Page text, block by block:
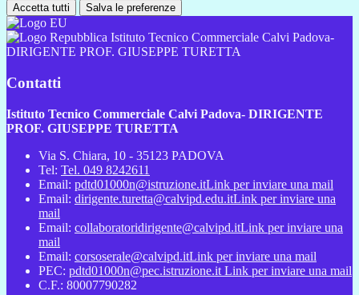
Accetta tutti Salva le preferenze
Istituto Tecnico Commerciale Calvi Padova-
DIRIGENTE PROF. GIUSEPPE TURETTA
Contatti
Istituto Tecnico Commerciale Calvi Padova- DIRIGENTE
PROF. GIUSEPPE TURETTA
Via S. Chiara, 10 - 35123 PADOVA
Tel: Tel. 049 8242611
Email: pdtd01000n@istruzione.itLink per inviare una mail
Email: dirigente.turetta@calvipd.edu.itLink per inviare una
mail
Email: collaboratoridirigente@calvipd.itLink per inviare una
mail
Email: corsoserale@calvipd.itLink per inviare una mail
PEC: pdtd01000n@pec.istruzione.it Link per inviare una mail
C.F.: 80007790282